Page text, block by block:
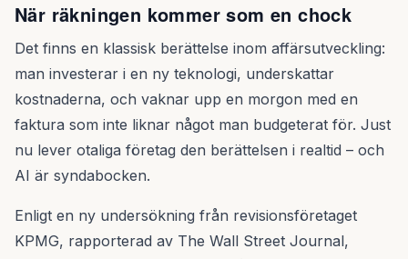
När räkningen kommer som en chock
Det finns en klassisk berättelse inom affärsutveckling:
man investerar i en ny teknologi, underskattar
kostnaderna, och vaknar upp en morgon med en
faktura som inte liknar något man budgeterat för. Just
nu lever otaliga företag den berättelsen i realtid – och
AI är syndabocken.
Enligt en ny undersökning från revisionsföretaget
KPMG, rapporterad av The Wall Street Journal,